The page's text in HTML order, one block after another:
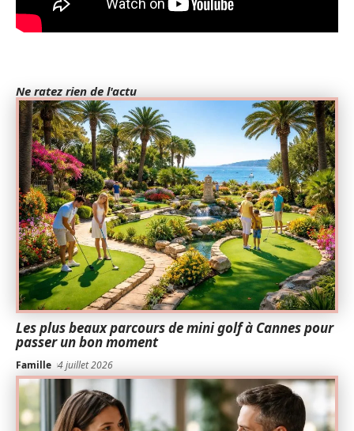
Ne ratez rien de l'actu
Les plus beaux parcours de mini golf à Cannes pour
passer un bon moment
Famille 4 juillet 2026